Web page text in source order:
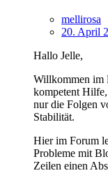
mellirosa
20. April
Hallo Jelle,
Willkommen im
kompetent
nur die Folgen
Stabilität.
Hier im Forum
Probleme mit
Zeilen einen